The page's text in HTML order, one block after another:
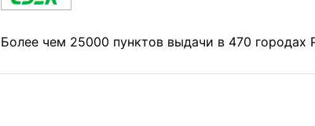
Более чем 25000 пунктов выдачи в 470 городах